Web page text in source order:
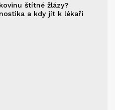
štítné žlázy?
a kdy jít k lékaři